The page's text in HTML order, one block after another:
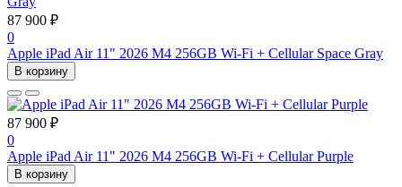
87 900 ₽
0
Apple iPad Air 11" 2026 M4 256GB Wi-Fi + Cellular Space Gray
В корзину
87 900 ₽
0
Apple iPad Air 11" 2026 M4 256GB Wi-Fi + Cellular Purple
В корзину